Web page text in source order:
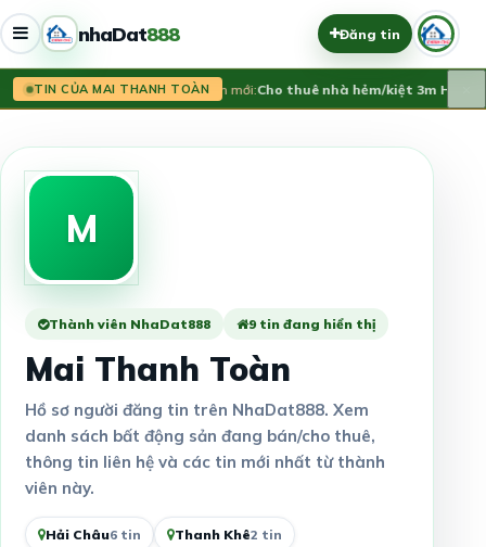
nhaDat888 Đăng tin
TIN CỦA MAI THANH TOÀNTin mới:Cho thuê nhà hẻm/kiệt 3m Hải
M
Thành viên NhaDat888 9 tin đang hiển thị
Mai Thanh Toàn
Hồ sơ người đăng tin trên NhaDat888. Xem
danh sách bất động sản đang bán/cho thuê,
thông tin liên hệ và các tin mới nhất từ thành
viên này.
Hải Châu6 tin Thanh Khê2 tin